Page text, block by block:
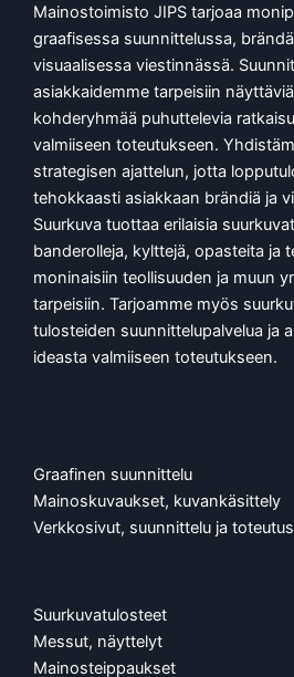
Mainostoimisto JIPS tarjoaa
graafisessa suunnittelussa,
visuaalisessa viestinnässä.
asiakkaidemme tarpeisiin
kohderyhmää puhuttelevia
valmiiseen toteutukseen.
strategisen ajattelun, jotta
tehokkaasti asiakkaan brändiä ja
Suurkuva tuottaa erilaisia
banderolleja, kylttejä, opasteita ja
moninaisiin teollisuuden ja muun
tarpeisiin. Tarjoamme myös
tulosteiden suunnittelupalvelua ja
ideasta valmiiseen toteutukseen.
Graafinen suunnittelu
Mainoskuvaukset, kuvankäsittely
Verkkosivut, suunnittelu ja toteutus
Suurkuvatulosteet
Messut, näyttelyt
Mainosteippaukset